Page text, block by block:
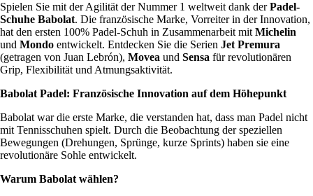
Spielen Sie mit der Agilität der Nummer 1 weltweit dank derPadel-
Schuhe Babolat. Die französische Marke, Vorreiter in der Innovation,
hat den ersten 100% Padel-Schuh in Zusammenarbeit mit Michelin
und Mondo entwickelt. Entdecken Sie die Serien Jet Premura
(getragen von Juan Lebrón), Movea und Sensa für revolutionären
Grip, Flexibilität und Atmungsaktivität.
Babolat Padel: Französische Innovation auf dem Höhepunkt
Babolat war die erste Marke, die verstanden hat, dass man Padel nicht
mit Tennisschuhen spielt. Durch die Beobachtung der speziellen
Bewegungen (Drehungen, Sprünge, kurze Sprints) haben sie eine
revolutionäre Sohle entwickelt.
Warum Babolat wählen?